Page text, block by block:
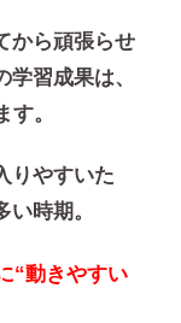
から頑張らせ
習成果は、
。
りやすいた
時期。
“動きやすい